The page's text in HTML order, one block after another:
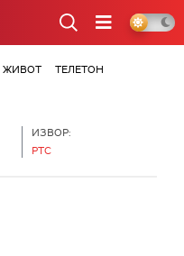
ЖИВОТ
ТЕЛЕТОН
ИЗВОР:
РТС